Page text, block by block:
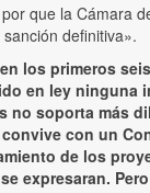
que la Cámara
definitiva».
los primeros
en ley ninguna
no soporta más
con un
de los
expresaran.